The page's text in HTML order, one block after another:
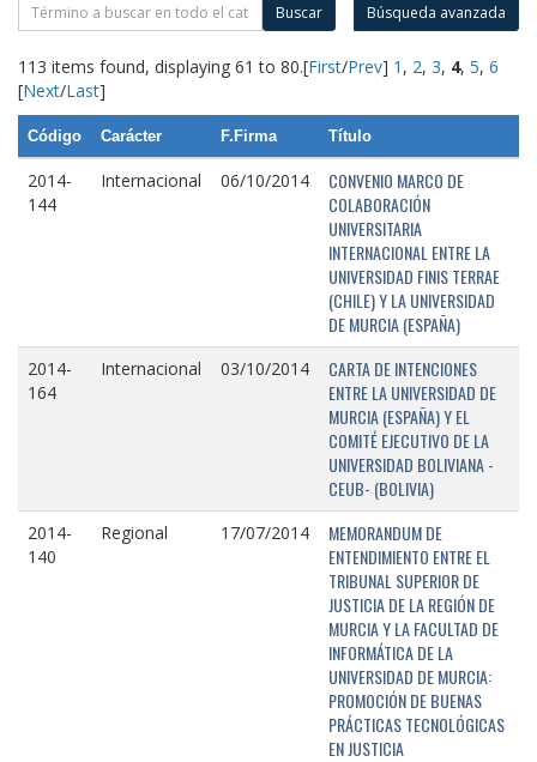
Buscar Búsqueda avanzada
113 items found, displaying 61 to 80.[First/Prev] 1 , 2, 3, 4, 5, 6
[Next/Last]
Código Carácter F.Firma Título
2014-
144
Internacional 06/10/2014
CONVENIO MARCO DE
COLABORACIÓN
UNIVERSITARIA
INTERNACIONAL ENTRE LA
UNIVERSIDAD FINIS TERRAE
(CHILE) Y LA UNIVERSIDAD
DE MURCIA (ESPAÑA)
2014-
164
Internacional 03/10/2014
CARTA DE INTENCIONES
ENTRE LA UNIVERSIDAD DE
MURCIA (ESPAÑA) Y EL
COMITÉ EJECUTIVO DE LA
UNIVERSIDAD BOLIVIANA -
CEUB- (BOLIVIA)
2014-
140
Regional 17/07/2014
MEMORANDUM DE
ENTENDIMIENTO ENTRE EL
TRIBUNAL SUPERIOR DE
JUSTICIA DE LA REGIÓN DE
MURCIA Y LA FACULTAD DE
INFORMÁTICA DE LA
UNIVERSIDAD DE MURCIA:
PROMOCIÓN DE BUENAS
PRÁCTICAS TECNOLÓGICAS
EN JUSTICIA